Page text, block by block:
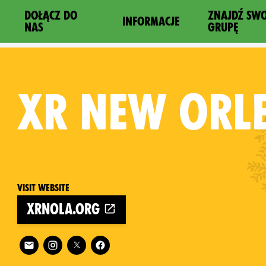
DOŁĄCZ DO
NAS
INFORMACJE
ZNAJDŹ
GRUPĘ
XR NEW
Visit website
xrnola.org
Follow XR New Orleans on
on